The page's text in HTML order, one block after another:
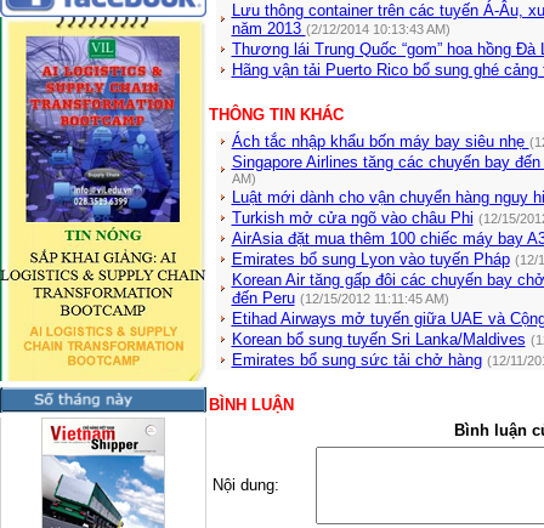
Lưu thông container trên các tuyến Á-Âu,
năm 2013 (2/12/2014 10:13:43 AM)
Thương lái Trung Quốc “gom” hoa hồng Đà
Hãng vận tải Puerto Rico bổ sung ghé
THÔNG TIN KHÁC
Ách tắc nhập khẩu bốn máy bay siêu nhẹ
Singapore Airlines tăng các chuyến bay
AM)
Luật mới dành cho vận chuyển hàng nguy
Turkish mở cửa ngõ vào châu Phi (12/15/
AirAsia đặt mua thêm 100 chiếc máy bay
Emirates bổ sung Lyon vào tuyến Pháp (12/
Korean Air tăng gấp đôi các chuyến bay
đến Peru (12/15/2012 11:11:45 AM)
Etihad Airways mở tuyến giữa UAE và
Korean bổ sung tuyến Sri Lanka/Maldives
Emirates bổ sung sức tải chở hàng (12/11/
BÌNH LUẬN
Bình luận
Nội dung: